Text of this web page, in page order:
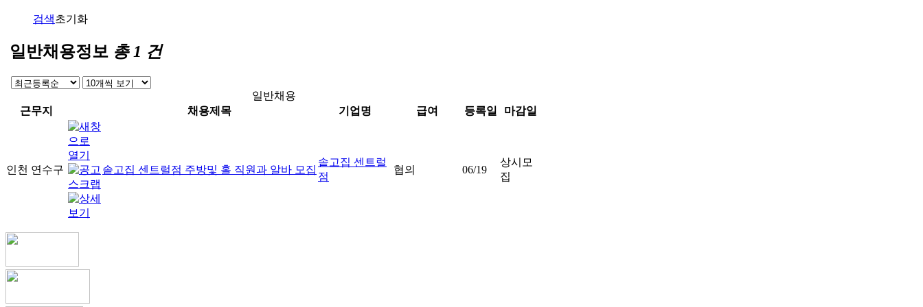
검색초기화
일반채용정보 총 1 건
일반채용
근무지
채용제목 기업명 급여 등록일 마감일
인천 연수구 솥고집 센트럴점 주방및 홀 직원과 알바 모집
솥고집 센트럴
점
협의 06/19
상시모
집